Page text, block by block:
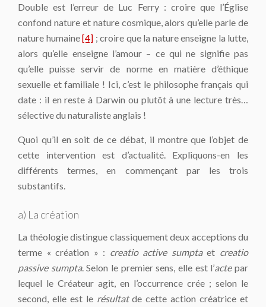
Double est l’erreur de Luc Ferry : croire que l’Église
confond nature et nature cosmique, alors qu’elle parle de
nature humaine[4] ; croire que la nature enseigne la lutte,
alors qu’elle enseigne l’amour – ce qui ne signifie pas
qu’elle puisse servir de norme en matière d’éthique
sexuelle et familiale ! Ici, c’est le philosophe français qui
date : il en reste à Darwin ou plutôt à une lecture très…
sélective du naturaliste anglais !
Quoi qu’il en soit de ce débat, il montre que l’objet de
cette intervention est d’actualité. Expliquons-en les
différents termes, en commençant par les trois
substantifs.
a) La création
La théologie distingue classiquement deux acceptions du
terme « création » : creatio active sumptaet creatio
passive sumpta. Selon le premier sens, elle est l’actepar
lequel le Créateur agit, en l’occurrence crée ; selon le
second, elle est le résultatde cette action créatrice et